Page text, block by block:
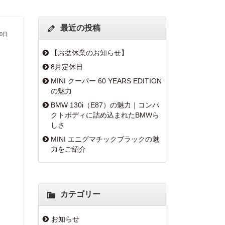
日
最近の投稿
【お盆休業のお知らせ】
8月定休日
MINI クーパー 60 YEARS EDITION
の魅力
BMW 130i（E87）の魅力｜コンパ
クトボディに詰め込まれたBMWら
しさ
MINI エニグマチックブラックの魅
力をご紹介
カテゴリー
お知らせ